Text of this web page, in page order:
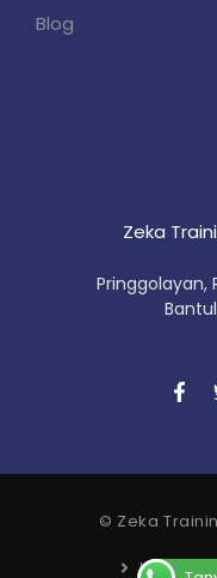
Blog
Zeka
Pringgolayan,
© Zeka
Kebijakan